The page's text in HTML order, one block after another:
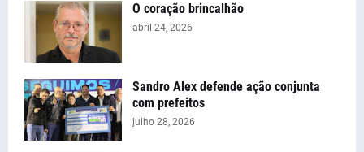
O coração brincalhão
abril 24, 2026
Sandro Alex defende ação conjunta
com prefeitos
julho 28, 2026